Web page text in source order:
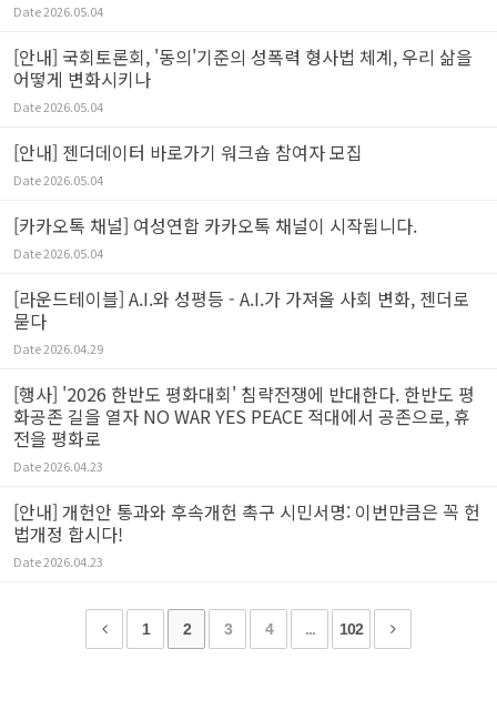
Date2026.05.04
[안내] 국회토론회, '동의'기준의 성폭력 형사법 체계, 우리 삶을
어떻게 변화시키나
Date2026.05.04
[안내] 젠더데이터 바로가기 워크숍 참여자 모집
Date2026.05.04
[카카오톡 채널] 여성연합 카카오톡 채널이 시작됩니다.
Date2026.05.04
[라운드테이블] A.I.와 성평등 - A.I.가 가져올 사회 변화, 젠더로
묻다
Date2026.04.29
[행사] '2026 한반도 평화대회' 침략전쟁에 반대한다. 한반도 평
화공존 길을 열자 NO WAR YES PEACE 적대에서 공존으로, 휴
전을 평화로
Date2026.04.23
[안내] 개헌안 통과와 후속개헌 촉구 시민서명: 이번만큼은 꼭 헌
법개정 합시다!
Date2026.04.23
1 2 3 4 ... 102